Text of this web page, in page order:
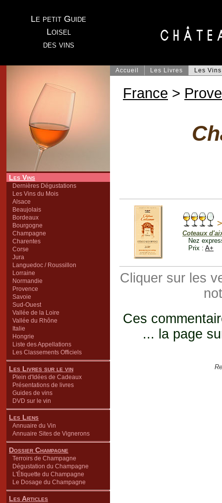
Le petit Guide
Loisel
des vins
Les Vins
Dernières Dégustations
Les Vins du Mois
Alsace
Beaujolais
Bordeaux
Bourgogne
Champagne
Charentes
Corse
Jura
Languedoc / Roussillon
Lorraine
Normandie
Provence
Savoie
Sud-Ouest
Vallée de la Loire
Vallée du Rhône
Italie
Hongrie
Liste des Appellations
Les Classements Officiels
Les Livres sur le vin
Plein d'Idées de Cadeaux
Présentations de livres
Guides de vins
DVD sur le vin
Les Liens
Annuaire du Vin
Annuaire Sites de Vignerons
Dossier Champagne
Terroirs de Champagne
Dégustation du Champagne
L'Étiquette du Champagne
Le Dosage du Champagne
Les Articles
Accueil Les Livres Les Vins
France >
Coteaux
Nez
Prix : A+
Cliquer sur les
Ces
... la page